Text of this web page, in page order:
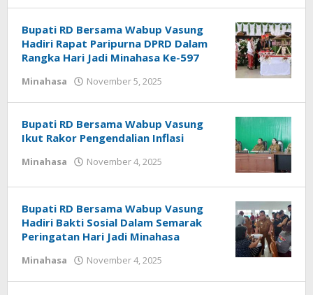
Rantung
Bupati RD Bersama Wabup Vasung
Hadiri Rapat Paripurna DPRD Dalam
Rangka Hari Jadi Minahasa Ke-597
Minahasa November 5, 2025
Bupati RD Bersama Wabup Vasung
Ikut Rakor Pengendalian Inflasi
Minahasa November 4, 2025
Bupati RD Bersama Wabup Vasung
Hadiri Bakti Sosial Dalam Semarak
Peringatan Hari Jadi Minahasa
Minahasa November 4, 2025